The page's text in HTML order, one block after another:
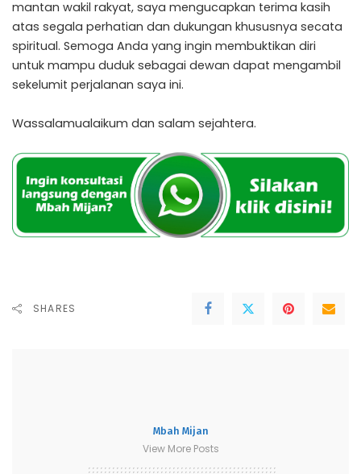
mantan wakil rakyat, saya mengucapkan terima kasih
atas segala perhatian dan dukungan khususnya secata
spiritual. Semoga Anda yang ingin membuktikan diri
untuk mampu duduk sebagai dewan dapat mengambil
sekelumit perjalanan saya ini.
Wassalamualaikum dan salam sejahtera.
SHARES
Mbah Mijan
View More Posts